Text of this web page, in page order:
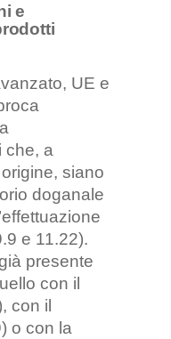
e
UE e
che, a
siano
doganale
e 11.22).
presente
con il
con il
o con la